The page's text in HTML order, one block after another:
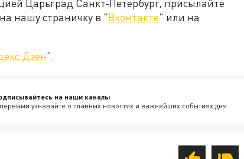
Царьград Санкт-Петербург, присылайте
нашу страничку в "Вконтакте" или на
".
на наши каналы
узнавайте о главных новостях и важнейших событиях дня.